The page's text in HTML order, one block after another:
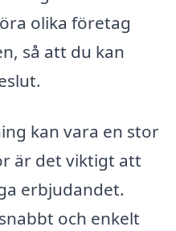
olika företag
så att du kan
kan vara en stor
är det viktigt att
erbjudandet.
och enkelt